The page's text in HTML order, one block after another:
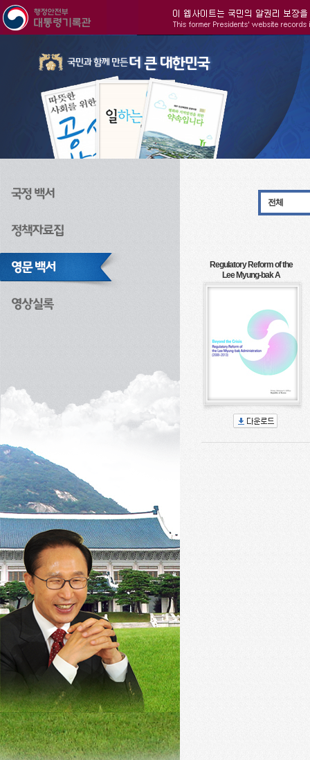
전체
Regulatory Reform of the
Lee Myung-bak A